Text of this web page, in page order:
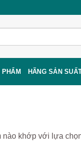
PHẨM HÃNG SẢN
nào khớp với lựa